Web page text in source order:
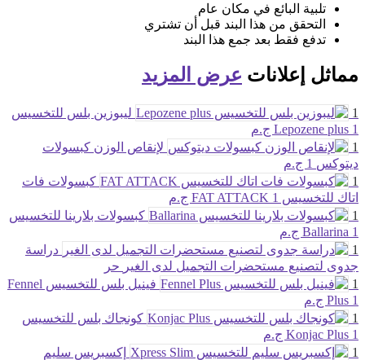
تلبية البائع في مكان عام
التحقق من هذا البند قبل أن تشتري
تدفع فقط بعد جمع هذا البند
مماثل إعلانات عرض المزيد
1
ليبوزين بلس للتخسيس
Lepozene plus 1 ج.م
1
لإنقاص الوزن كبسولات
ديتوكس 1 ج.م
1
كبسولات فات
اتاك للتخسيس FAT ATTACK 1 ج.م
1
كبسولات بلارينا للتخسيس
Ballarina 1 ج.م
1
دراسة
جدوى لتصنيع مستحضرات التجميل لدى الغير حر
1
فينيل بلس للتخسيس Fennel
Plus 1 ج.م
1
كونجاك بلس للتخسيس
Konjac Plus 1 ج.م
1
إكسبريس سليم